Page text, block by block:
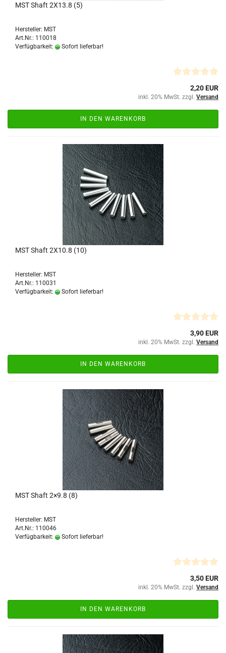
MST Shaft 2X13.8 (5)
Hersteller: MST
Art.Nr.: 110018
Verfügbarkeit:
Sofort lieferbar!
2,20 EUR
inkl. 20% MwSt. zzgl. Versand
IN DEN WARENKORB
MST Shaft 2X10.8 (10)
Hersteller: MST
Art.Nr.: 110031
Verfügbarkeit:
Sofort lieferbar!
3,90 EUR
inkl. 20% MwSt. zzgl. Versand
IN DEN WARENKORB
MST Shaft 2×9.8 (8)
Hersteller: MST
Art.Nr.: 110046
Verfügbarkeit:
Sofort lieferbar!
3,50 EUR
inkl. 20% MwSt. zzgl. Versand
IN DEN WARENKORB